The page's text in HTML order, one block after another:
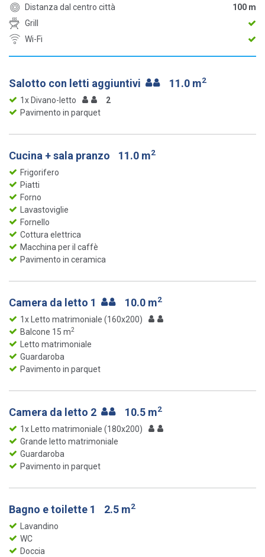
Distanza dal centro città
100 m
Grill
Wi-Fi
Salotto con letti aggiuntivi 11.0 m2
1x Divano-letto
2
Pavimento in parquet
Cucina + sala pranzo 11.0 m2
Frigorifero
Piatti
Forno
Lavastoviglie
Fornello
Cottura elettrica
Macchina per il caffè
Pavimento in ceramica
Camera da letto 1 10.0 m2
1x Letto matrimoniale (160x200)
Balcone 15 m2
Letto matrimoniale
Guardaroba
Pavimento in parquet
Camera da letto 2 10.5 m2
1x Letto matrimoniale (180x200)
Grande letto matrimoniale
Guardaroba
Pavimento in parquet
Bagno e toilette 1 2.5 m2
Lavandino
WC
Doccia